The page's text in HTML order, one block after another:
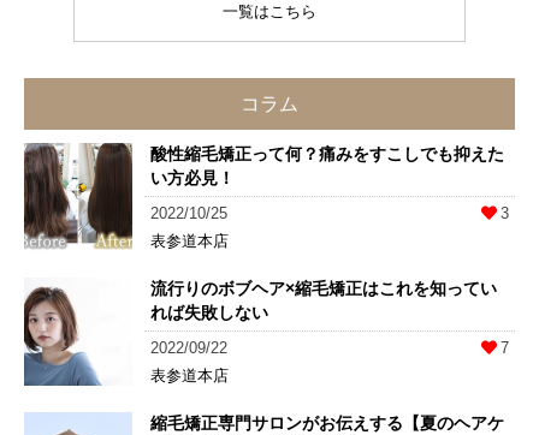
一覧はこちら
コラム
酸性縮毛矯正って何？痛みをすこしでも抑えた
い方必見！
2022/10/25
3
表参道本店
流行りのボブヘア×縮毛矯正はこれを知ってい
れば失敗しない
2022/09/22
7
表参道本店
縮毛矯正専門サロンがお伝えする【夏のヘアケ